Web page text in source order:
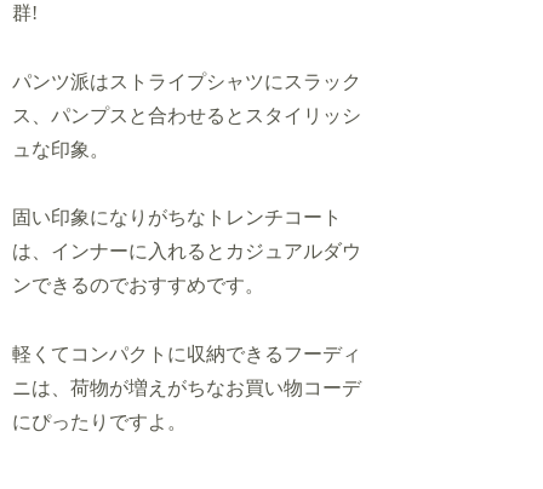
群!
パンツ派はストライプシャツにスラック
ス、パンプスと合わせるとスタイリッシ
ュな印象。
固い印象になりがちなトレンチコート
は、インナーに入れるとカジュアルダウ
ンできるのでおすすめです。
軽くてコンパクトに収納できるフーディ
ニは、荷物が増えがちなお買い物コーデ
にぴったりですよ。